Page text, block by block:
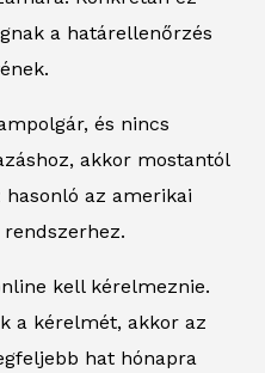
a határellenőrzés
és nincs
akkor mostantól
hasonló az amerikai
rendszerhez.
kell kérelmeznie.
a kérelmét, akkor az
hat hónapra